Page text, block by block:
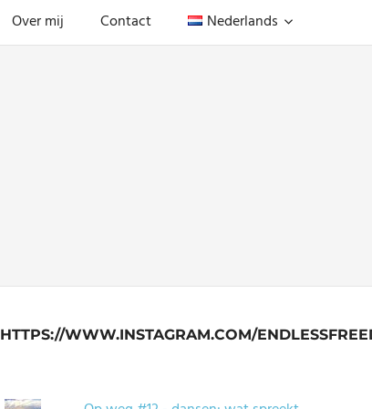
Over mij Contact Nederlands
HTTPS://WWW.INSTAGRAM.COM/